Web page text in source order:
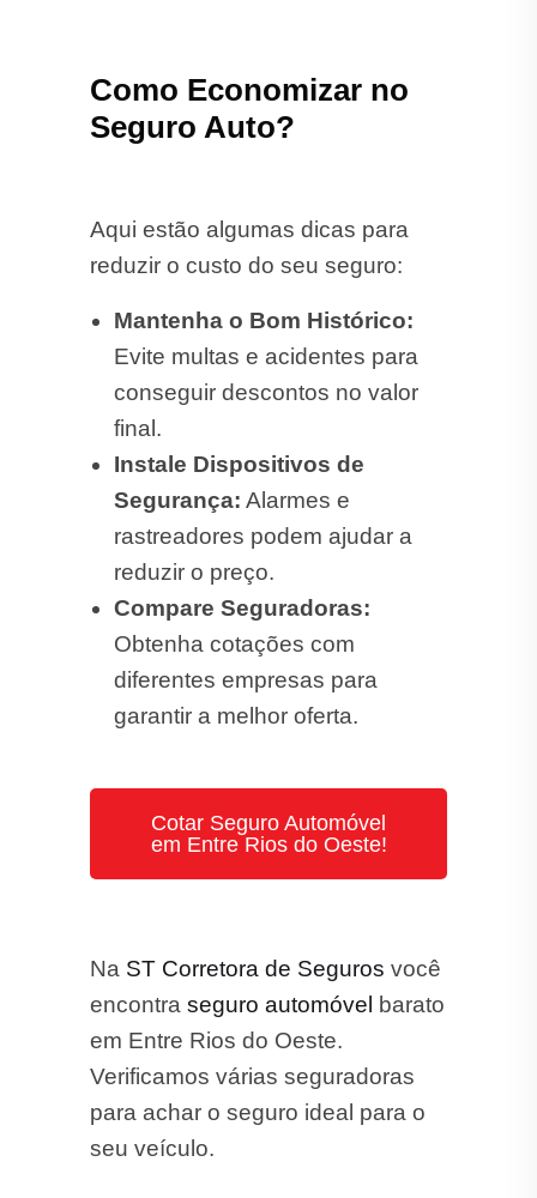
Como Economizar no
Seguro Auto?
Aqui estão algumas dicas para
reduzir o custo do seu seguro:
Mantenha o Bom Histórico:
Evite multas e acidentes para
conseguir descontos no valor
final.
Instale Dispositivos de
Segurança: Alarmes e
rastreadores podem ajudar a
reduzir o preço.
Compare Seguradoras:
Obtenha cotações com
diferentes empresas para
garantir a melhor oferta.
Cotar Seguro Automóvel
em Entre Rios do Oeste!
Na ST Corretora de Seguros você
encontra seguro automóvel
barato
em Entre Rios do Oeste.
Verificamos várias seguradoras
para achar o seguro ideal para o
seu veículo.